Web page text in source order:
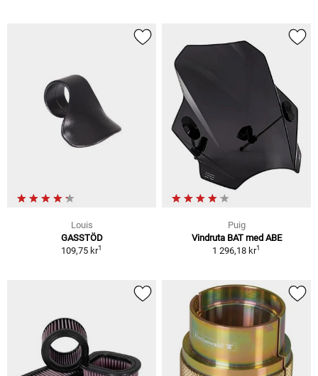
Louis
GASSTÖD
109,75 kr1
Puig
Vindruta BAT med ABE
1 296,18 kr1